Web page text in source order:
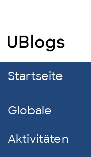
Startseite
Globale
Aktivitäten